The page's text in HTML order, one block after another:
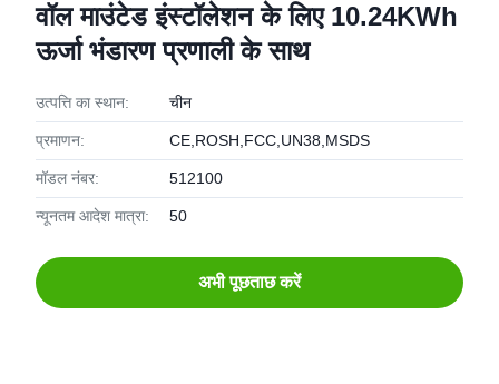
वॉल माउंटेड इंस्टॉलेशन के लिए 10.24KWh
ऊर्जा भंडारण प्रणाली के साथ
उत्पत्ति का स्थान: चीन
प्रमाणन: CE,ROSH,FCC,UN38,MSDS
मॉडल नंबर: 512100
न्यूनतम आदेश मात्रा: 50
अभी पूछताछ करें